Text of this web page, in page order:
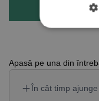
Apasă pe una din
În cât timp